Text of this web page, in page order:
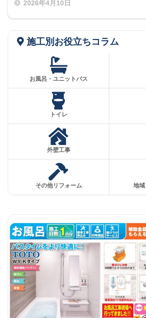
2026年4月10日
施工別お役立ちコラム
お風呂・ユニットバス
トイレ
外壁工事
その他リフォーム 地